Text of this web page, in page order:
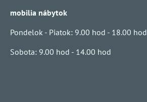
mobilia nábytok
Pondelok - Piatok: 9.00 hod - 18.00 hod
Sobota: 9.00 hod - 14.00 hod